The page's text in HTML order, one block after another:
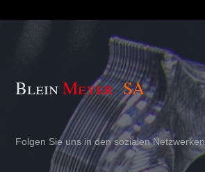
BleinMeyerSA
Folgen Sie uns in den sozialen Netzwerken